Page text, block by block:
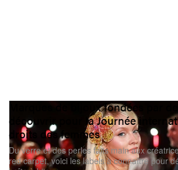
Marques de bijoux fondées par
découvrir pour la Journée
droits des femmes
Du verre et des perles faits main aux
red carpet, voici les labels à connaître pour